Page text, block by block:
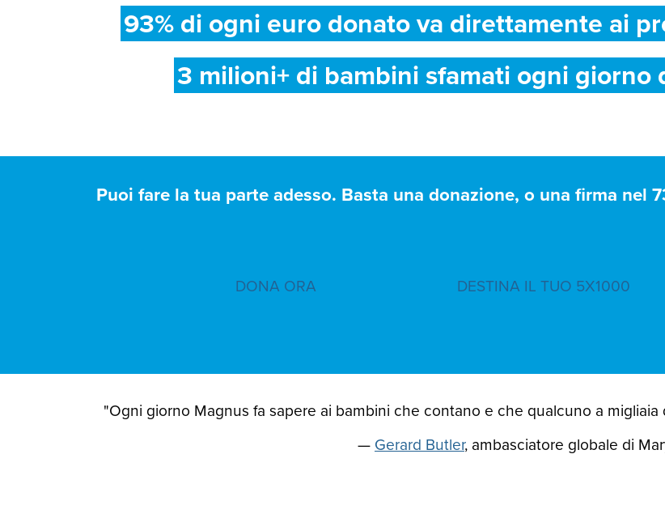
93% di ogni euro donato va direttamente ai
3 milioni+ di bambini sfamati ogni giorno
Puoi fare la tua parte adesso. Basta una donazione, o una firma nel
DONA ORA DESTINA IL TUO 5X1000
"Ogni giorno Magnus fa sapere ai bambini che contano e che qualcuno a
— Gerard Butler, ambasciatore globale di